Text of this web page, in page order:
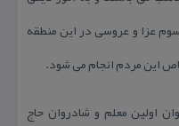
عزا و عروسی در این منطقه
این مردم انجام می شود.
اولین معلم و شادروان حاج